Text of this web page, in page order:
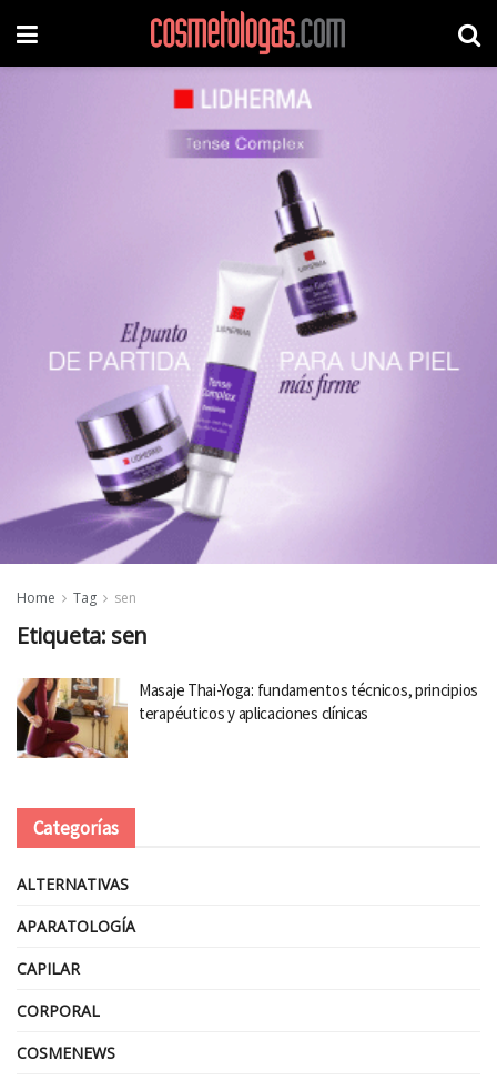
Home Tag sen
Etiqueta: sen
Masaje Thai-Yoga: fundamentos técnicos, principios
terapéuticos y aplicaciones clínicas
Categorías
ALTERNATIVAS
APARATOLOGÍA
CAPILAR
CORPORAL
COSMENEWS